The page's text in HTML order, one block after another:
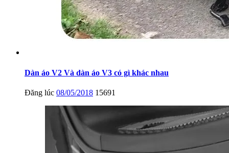
Dàn áo V2 Và dàn áo V3 có gì khác nhau
Đăng lúc 08/05/2018 15691